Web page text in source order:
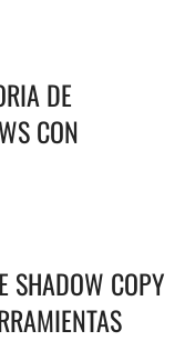
DE
CON
SHADOW COPY